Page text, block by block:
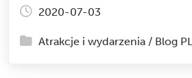
2020-07-03
Atrakcje i wydarzenia / Blog PL